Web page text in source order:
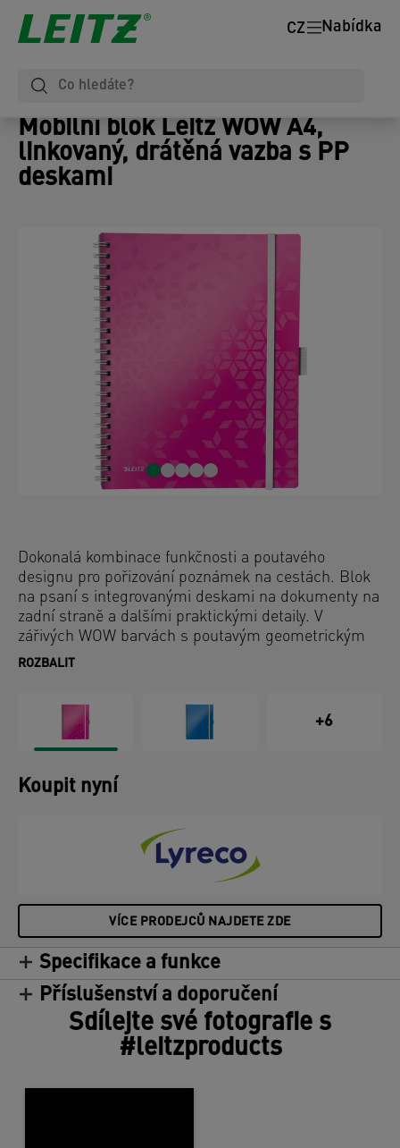
Nabídka
CZ
Mobilní blok Leitz WOW A4,
linkovaný, drátěná vazba s PP
deskami
Dokonalá kombinace funkčnosti a poutavého
designu pro pořizování poznámek na cestách. Blok
na psaní s integrovanými deskami na dokumenty na
zadní straně a dalšími praktickými detaily. V
zářivých WOW barvách s poutavým geometrickým
vzorem.
ROZBALIT
+6
Koupit nyní
VÍCE PRODEJCŮ NAJDETE ZDE
Specifikace a funkce
Příslušenství a doporučení
Sdílejte své fotografie s
#leitzproducts